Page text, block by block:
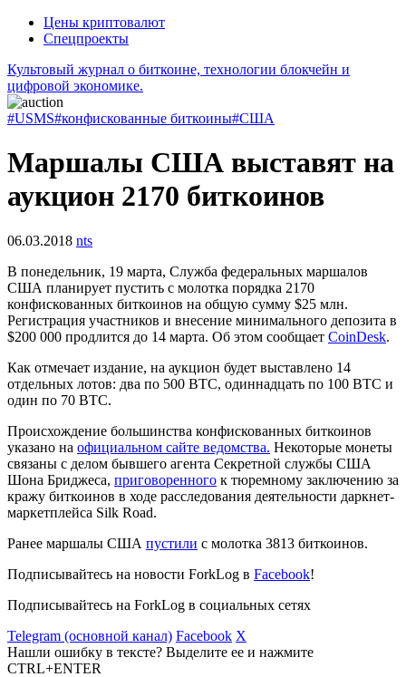
Цены криптовалют
Спецпроекты
Культовый журнал о биткоине, технологии блокчейн и
цифровой экономике.
#USMS#конфискованные биткоины#США
Маршалы США выставят на
аукцион 2170 биткоинов
06.03.2018 nts
В понедельник, 19 марта, Служба федеральных маршалов
США планирует пустить с молотка порядка 2170
конфискованных биткоинов на общую сумму $25 млн.
Регистрация участников и внесение минимального депозита в
$200 000 продлится до 14 марта. Об этом сообщает CoinDesk.
Как отмечает издание, на аукцион будет выставлено 14
отдельных лотов: два по 500 BTC, одиннадцать по 100 BTC и
один по 70 BTC.
Происхождение большинства конфискованных биткоинов
указано на официальном сайте ведомства. Некоторые монеты
связаны с делом бывшего агента Секретной службы США
Шона Бриджеса, приговоренного к тюремному заключению за
кражу биткоинов в ходе расследования деятельности даркнет-
маркетплейса Silk Road.
Ранее маршалы США пустили с молотка 3813 биткоинов.
Подписывайтесь на новости ForkLog в Facebook!
Подписывайтесь на ForkLog в социальных сетях
Telegram (основной канал) Facebook X
Нашли ошибку в тексте? Выделите ее и нажмите
CTRL+ENTER